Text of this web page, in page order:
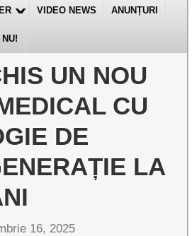
VIDEO NEWS ANUNȚURI
UN NOU
CU
DE
LA
16, 2025